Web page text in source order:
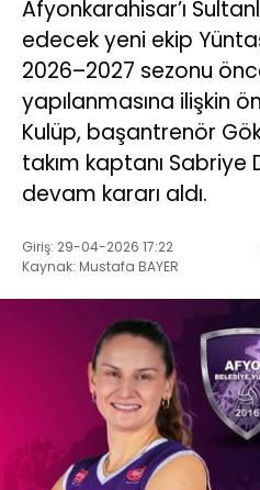
Afyonkarahisar’ı
edecek yeni ekip
2026–2027 sezonu
yapılanmasına ilişkin
Kulüp, başantrenör
takım kaptanı Sabriye
devam kararı aldı.
Giriş: 29-04-2026 17:22
Kaynak: Mustafa BAYER